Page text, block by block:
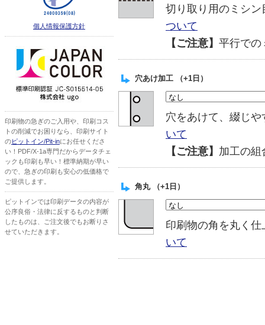
個人情報保護方針
印刷物の急ぎのご入用や、印刷コス
トの削減でお困りなら、印刷サイト
のピットイン/Pit-inにお任せくださ
い！PDF/X-1a専門だからデータチェ
ックも印刷も早い！標準納期が早い
ので、急ぎの印刷も安心の低価格で
ご提供します。
ピットインでは印刷データの内容が
公序良俗・法律に反するものと判断
したものは、ご注文後でもお断りさ
せていただきます。
切り取り用のミシ
ついて
【ご注意】 平行での
穴あけ加工 （+1日）
穴をあけて、綴じ
いて
【ご注意】 加工の組
角丸 （+1日）
印刷物の角を丸く
いて